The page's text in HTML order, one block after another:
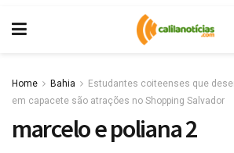
Home Bahia
Estudantes coiteenses que
em capacete são atrações no Shopping Salvador
marcelo e poliana 2